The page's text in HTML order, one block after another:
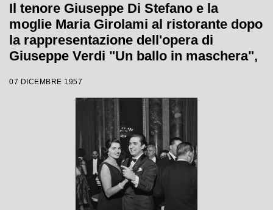
Il tenore Giuseppe Di Stefano e la
moglie Maria Girolami al ristorante dopo
la rappresentazione dell'opera di
Giuseppe Verdi "Un ballo in maschera",
la regia di Margherita Wallmann con la
quale è stata inaugurata la stagione
lirica 1957-1958 del Teatro alla Scala
07 DICEMBRE 1957